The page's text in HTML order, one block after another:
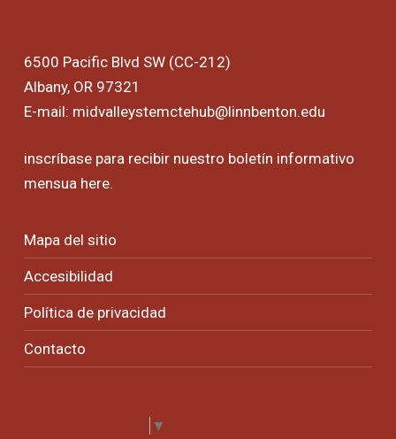
6500 Pacific Blvd SW (CC-212)
Albany, OR 97321
E-mail: midvalleystemctehub@linnbenton.edu
inscríbase para recibir nuestro boletín informativo
mensua here.
Mapa del sitio
Accesibilidad
Política de privacidad
Contacto
▼